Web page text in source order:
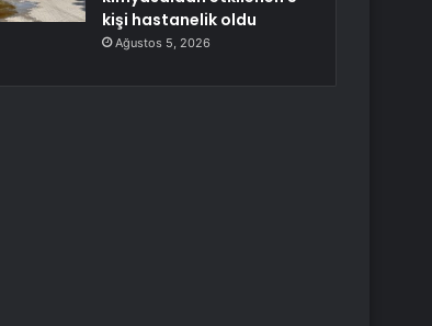
kişi hastanelik oldu
Ağustos 5, 2026